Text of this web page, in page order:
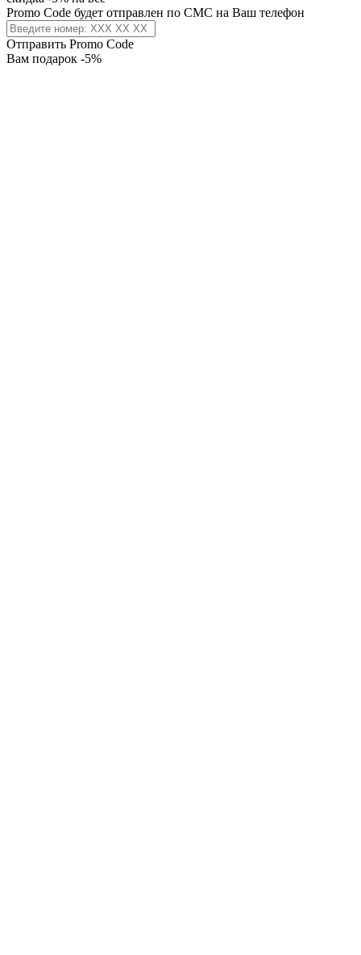
Promo Code будет отправлен по СМС на Ваш телефон
Отправить Promo Code
Вам подарок -5%